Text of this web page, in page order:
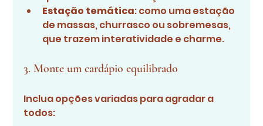
Estação temática: como uma estação
de massas, churrasco ou sobremesas,
que trazem interatividade e charme.
3. Monte um cardápio equilibrado
Inclua opções variadas para agradar a
todos: